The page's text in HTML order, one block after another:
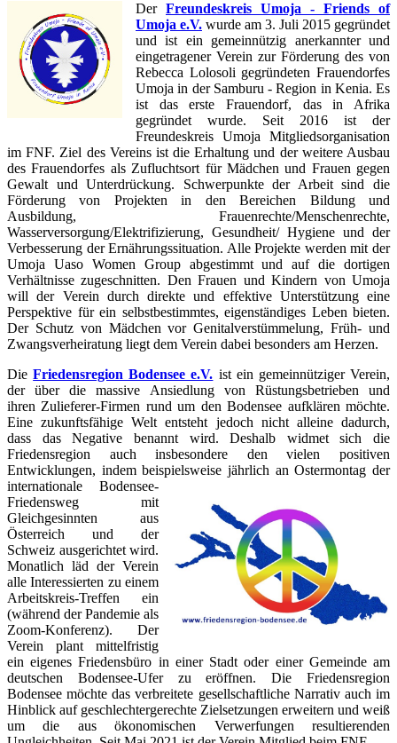
Der Freundeskreis Umoja - Friends of
Umoja e.V. wurde am 3. Juli 2015 gegründet
und ist ein gemeinnützig anerkannter und
eingetragener Verein zur Förderung des von
Rebecca Lolosoli gegründeten Frauendorfes
Umoja in der Samburu - Region in Kenia. Es
ist das erste Frauendorf, das in Afrika
gegründet wurde. Seit 2016 ist der
Freundeskreis Umoja Mitgliedsorganisation
im FNF. Ziel des Vereins ist die Erhaltung und der weitere Ausbau
des Frauendorfes als Zufluchtsort für Mädchen und Frauen gegen
Gewalt und Unterdrückung. Schwerpunkte der Arbeit sind die
Förderung von Projekten in den Bereichen Bildung und
Ausbildung, Frauenrechte/Menschenrechte,
Wasserversorgung/Elektrifizierung, Gesundheit/ Hygiene und der
Verbesserung der Ernährungssituation. Alle Projekte werden mit der
Umoja Uaso Women Group abgestimmt und auf die dortigen
Verhältnisse zugeschnitten. Den Frauen und Kindern von Umoja
will der Verein durch direkte und effektive Unterstützung eine
Perspektive für ein selbstbestimmtes, eigenständiges Leben bieten.
Der Schutz von Mädchen vor Genitalverstümmelung, Früh- und
Zwangsverheiratung liegt dem Verein dabei besonders am Herzen.
DieFriedensregion Bodensee e.V. ist ein gemeinnütziger Verein,
der über die massive Ansiedlung von Rüstungsbetrieben und
ihren Zulieferer-Firmen rund um den Bodensee aufklären möchte.
Eine zukunftsfähige Welt entsteht jedoch nicht alleine dadurch,
dass das Negative benannt wird. Deshalb widmet sich die
Friedensregion auch insbesondere den vielen positiven
Entwicklungen, indem beispielsweise jährlich an Ostermontag der
internationale Bodensee-
Friedensweg mit
Gleichgesinnten aus
Österreich und der
Schweiz ausgerichtet wird.
Monatlich läd der Verein
alle Interessierten zu einem
Arbeitskreis-Treffen ein
(während der Pandemie als
Zoom-Konferenz). Der
Verein plant mittelfristig
ein eigenes Friedensbüro in einer Stadt oder einer Gemeinde am
deutschen Bodensee-Ufer zu eröffnen. Die Friedensregion
Bodensee möchte das verbreitete gesellschaftliche Narrativ auch im
Hinblick auf geschlechtergerechte Zielsetzungen erweitern und weiß
um die aus ökonomischen Verwerfungen resultierenden